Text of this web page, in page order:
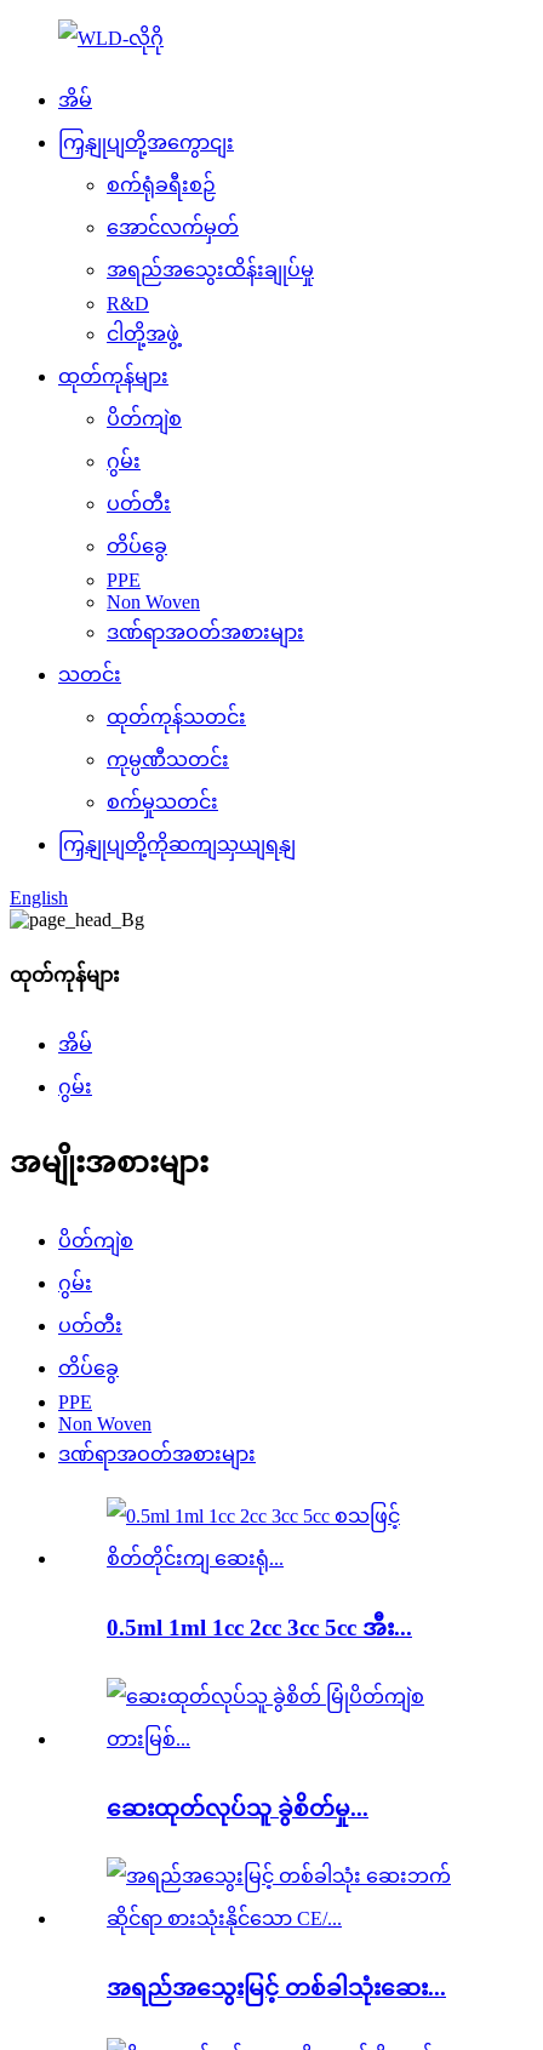
အိမ်
ကြှနျုပျတို့အကွောငျး
စက်ရုံခရီးစဉ်
အောင်လက်မှတ်
အရည်အသွေးထိန်းချုပ်မှု
R&D
ငါတို့အဖွဲ့
ထုတ်ကုန်များ
ပိတ်ကျဲစ
ဂွမ်း
ပတ်တီး
တိပ်ခွေ
PPE
Non Woven
ဒဏ်ရာအဝတ်အစားများ
သတင်း
ထုတ်ကုန်သတင်း
ကုမ္ပဏီသတင်း
စက်မှုသတင်း
ကြှနျုပျတို့ကိုဆကျသှယျရနျ
English
ထုတ်ကုန်များ
အိမ်
ဂွမ်း
အမျိုးအစားများ
ပိတ်ကျဲစ
ဂွမ်း
ပတ်တီး
တိပ်ခွေ
PPE
Non Woven
ဒဏ်ရာအဝတ်အစားများ
0.5ml 1ml 1cc 2cc 3cc 5cc အီး...
ဆေးထုတ်လုပ်သူ ခွဲစိတ်မှု...
အရည်အသွေးမြင့် တစ်ခါသုံးဆေး...